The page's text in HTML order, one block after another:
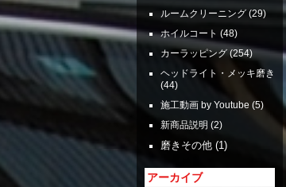
ルームクリーニング(29)
ホイルコート (48)
カーラッピング(254)
ヘッドライト・メッキ磨き
(44)
施工動画 by Youtube (5)
新商品説明 (2)
磨きその他 (1)
アーカイブ